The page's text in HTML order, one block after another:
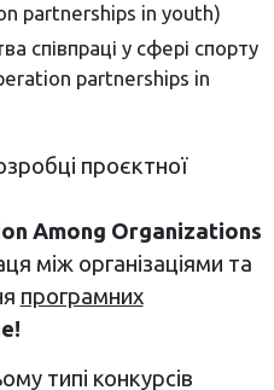
partnerships in youth)
співпраці у сфері спорту
partnerships in
проєктної
Among Organizations
між організаціями та
програмних
типі конкурсів